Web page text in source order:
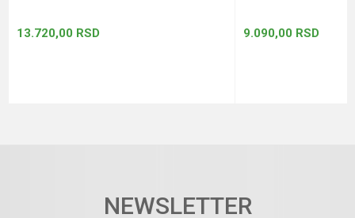
13.720,00 RSD 9.090,00 RSD
NEWSLETTER